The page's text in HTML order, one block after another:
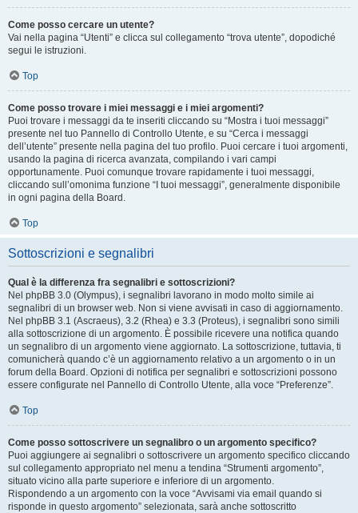
Come posso cercare un utente?
Vai nella pagina “Utenti” e clicca sul collegamento “trova utente”, dopodiché
segui le istruzioni.
Top
Come posso trovare i miei messaggi e i miei argomenti?
Puoi trovare i messaggi da te inseriti cliccando su “Mostra i tuoi messaggi”
presente nel tuo Pannello di Controllo Utente, e su “Cerca i messaggi
dell’utente” presente nella pagina del tuo profilo. Puoi cercare i tuoi argomenti,
usando la pagina di ricerca avanzata, compilando i vari campi
opportunamente. Puoi comunque trovare rapidamente i tuoi messaggi,
cliccando sull’omonima funzione “I tuoi messaggi”, generalmente disponibile
in ogni pagina della Board.
Top
Sottoscrizioni e segnalibri
Qual è la differenza fra segnalibri e sottoscrizioni?
Nel phpBB 3.0 (Olympus), i segnalibri lavorano in modo molto simile ai
segnalibri di un browser web. Non si viene avvisati in caso di aggiornamento.
Nel phpBB 3.1 (Ascraeus), 3.2 (Rhea) e 3.3 (Proteus), i segnalibri sono simili
alla sottoscrizione di un argomento. È possibile ricevere una notifica quando
un segnalibro di un argomento viene aggiornato. La sottoscrizione, tuttavia, ti
comunicherà quando c’è un aggiornamento relativo a un argomento o in un
forum della Board. Opzioni di notifica per segnalibri e sottoscrizioni possono
essere configurate nel Pannello di Controllo Utente, alla voce “Preferenze”.
Top
Come posso sottoscrivere un segnalibro o un argomento specifico?
Puoi aggiungere ai segnalibri o sottoscrivere un argomento specifico cliccando
sul collegamento appropriato nel menu a tendina “Strumenti argomento”,
situato vicino alla parte superiore e inferiore di un argomento.
Rispondendo a un argomento con la voce “Avvisami via email quando si
risponde in questo argomento” selezionata, sarà anche sottoscritto